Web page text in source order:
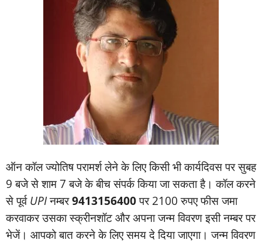
ऑन कॉल ज्‍योतिष परामर्श लेने के लिए किसी भी कार्यदिवस पर सुबह
9 बजे से शाम 7 बजे के बीच संपर्क किया जा सकता है। कॉल करने
से पूर्वUPIनम्‍बर9413156400पर 2100 रुपए फीस जमा
करवाकर उसका स्‍क्रीनशॉट और अपना जन्‍म विवरण इसी नम्‍बर पर
भेजें। आपको बात करने के लिए समय दे दिया जाएगा। जन्‍म विवरण